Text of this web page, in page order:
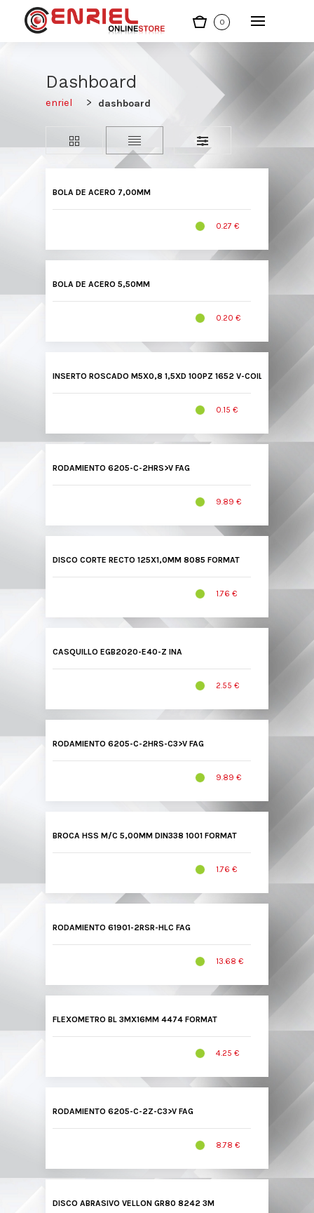
0
Dashboard
enriel dashboard
BOLA DE ACERO 7,00MM
0.27 €
BOLA DE ACERO 5,50MM
0.20 €
INSERTO ROSCADO M5X0,8 1,5XD 100PZ 1652 V-COIL
0.15 €
RODAMIENTO 6205-C-2HRS>V FAG
9.89 €
DISCO CORTE RECTO 125X1,0MM 8085 FORMAT
1.76 €
CASQUILLO EGB2020-E40-Z INA
2.55 €
RODAMIENTO 6205-C-2HRS-C3>V FAG
9.89 €
BROCA HSS M/C 5,00MM DIN338 1001 FORMAT
1.76 €
RODAMIENTO 61901-2RSR-HLC FAG
13.68 €
FLEXOMETRO BL 3MX16MM 4474 FORMAT
4.25 €
RODAMIENTO 6205-C-2Z-C3>V FAG
8.78 €
DISCO ABRASIVO VELLON GR80 8242 3M